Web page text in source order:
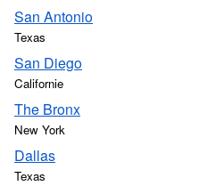
San Antonio
Texas
San Diego
Californie
The Bronx
New York
Dallas
Texas